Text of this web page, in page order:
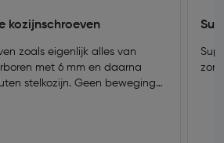
kozijnschroeven
zoals eigenlijk alles van
met 6 mm en daarna
stelkozijn. Geen beweging